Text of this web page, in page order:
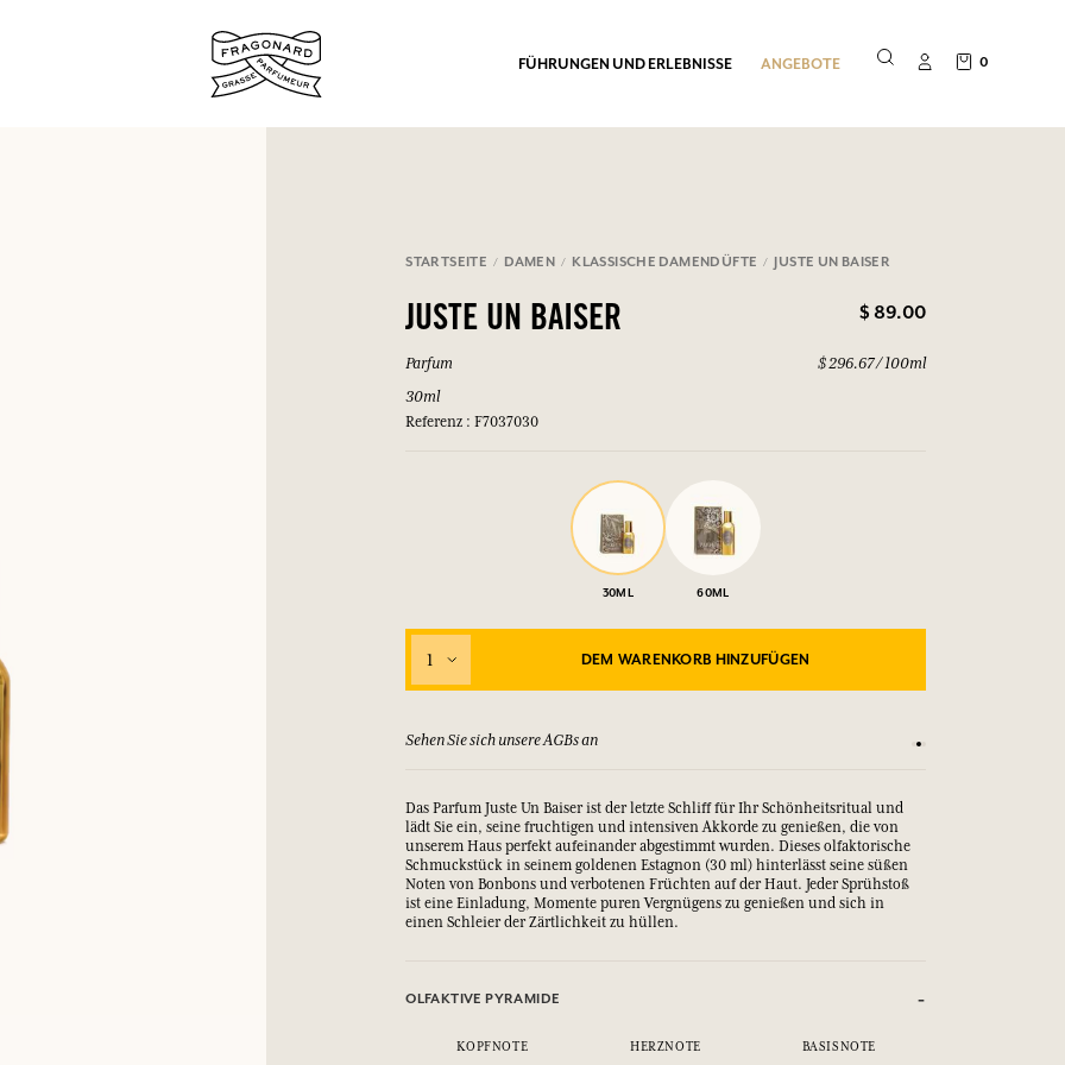
FÜHRUNGEN UND ERLEBNISSE ANGEBOTE 0
STARTSEITE DAMEN KLASSISCHE DAMENDÜFTE JUSTE UN BAISER
JUSTE UN BAISER $ 89.00
Parfum
30ml
Referenz : F7037030
$ 296.67 / 100ml
30ML 60ML
1 DEM WARENKORB HINZUFÜGEN
Rabatt) bringt Ihnen Punkte Sehen Sie sich unsere AGBs an
Das Parfum Juste Un Baiser ist der letzte Schliff für Ihr Schönheitsritual und
lädt Sie ein, seine fruchtigen und intensiven Akkorde zu genießen, die von
unserem Haus perfekt aufeinander abgestimmt wurden. Dieses olfaktorische
Schmuckstück in seinem goldenen Estagnon (30 ml) hinterlässt seine süßen
Noten von Bonbons und verbotenen Früchten auf der Haut. Jeder Sprühstoß
ist eine Einladung, Momente puren Vergnügens zu genießen und sich in
einen Schleier der Zärtlichkeit zu hüllen.
OLFAKTIVE PYRAMIDE
KOPFNOTE HERZNOTE BASISNOTE